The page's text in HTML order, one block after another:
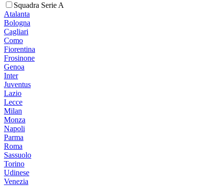
Squadra Serie A
Atalanta
Bologna
Cagliari
Como
Fiorentina
Frosinone
Genoa
Inter
Juventus
Lazio
Lecce
Milan
Monza
Napoli
Parma
Roma
Sassuolo
Torino
Udinese
Venezia